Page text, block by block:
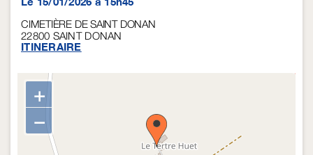
CIMETIÈRE DE SAINT DONAN
22800 SAINT DONAN
ITINERAIRE
+
−